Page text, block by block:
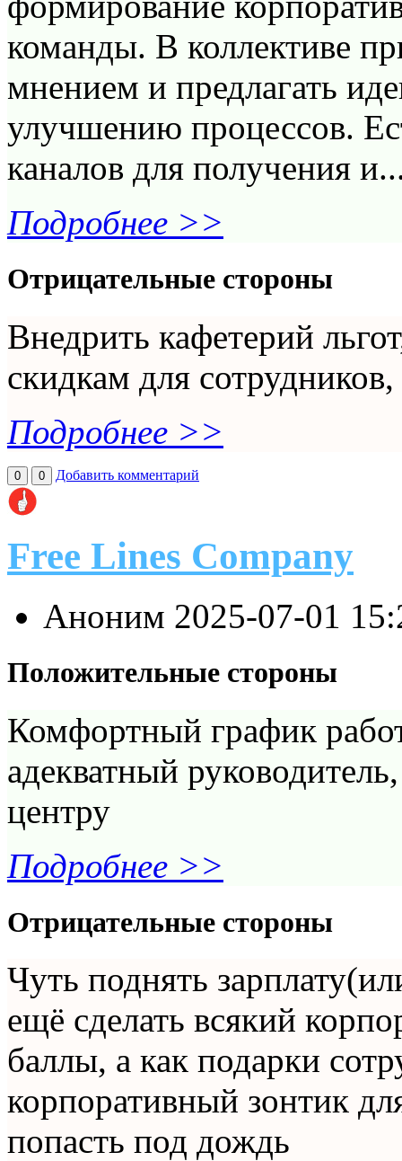
команды. В коллективе
мнением и предлагать
улучшению процессов.
каналов для получения
Подробнее >>
Отрицательные стороны
Внедрить кафетерий
скидкам для
Подробнее >>
0 0 Добавить комментарий
Free Lines Company
Аноним 2025-07-01
Положительные стороны
Комфортный график
адекватный
центру
Подробнее >>
Отрицательные стороны
Чуть поднять
ещё сделать всякий
баллы, а как подарки
корпоративный зонтик
попасть под дождь